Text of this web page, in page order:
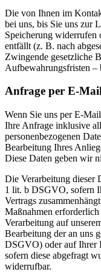
Die von Ihnen im
bei uns, bis Sie uns zur
Speicherung widerrufen
entfällt (z. B. nach
Zwingende gesetzliche
Aufbewahrungsfristen –
Anfrage per E-
Wenn Sie uns per E-
Ihre Anfrage inklusive
personenbezogenen
Bearbeitung Ihres
Diese Daten geben wir
Die Verarbeitung dieser
1 lit. b DSGVO, sofern
Vertrags
Maßnahmen
Verarbeitung auf
Bearbeitung der an uns
DSGVO) oder auf
sofern diese abgefragt
widerrufbar.